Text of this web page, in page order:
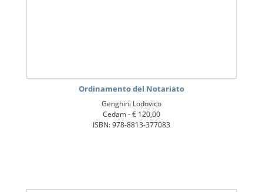
Ordinamento del Notariato
Genghini Lodovico
Cedam -€ 120,00
ISBN: 978-8813-377083